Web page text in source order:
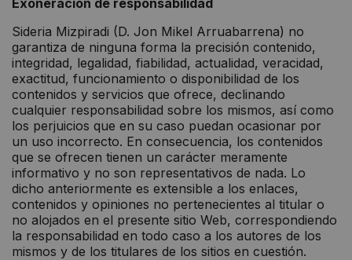
Exoneración de responsabilidad
Sideria Mizpiradi (D. Jon Mikel Arruabarrena) no
garantiza de ninguna forma la precisión contenido,
integridad, legalidad, fiabilidad, actualidad, veracidad,
exactitud, funcionamiento o disponibilidad de los
contenidos y servicios que ofrece, declinando
cualquier responsabilidad sobre los mismos, así como
los perjuicios que en su caso puedan ocasionar por
un uso incorrecto. En consecuencia, los contenidos
que se ofrecen tienen un carácter meramente
informativo y no son representativos de nada. Lo
dicho anteriormente es extensible a los enlaces,
contenidos y opiniones no pertenecientes al titular o
no alojados en el presente sitio Web, correspondiendo
la responsabilidad en todo caso a los autores de los
mismos y de los titulares de los sitios en cuestión.